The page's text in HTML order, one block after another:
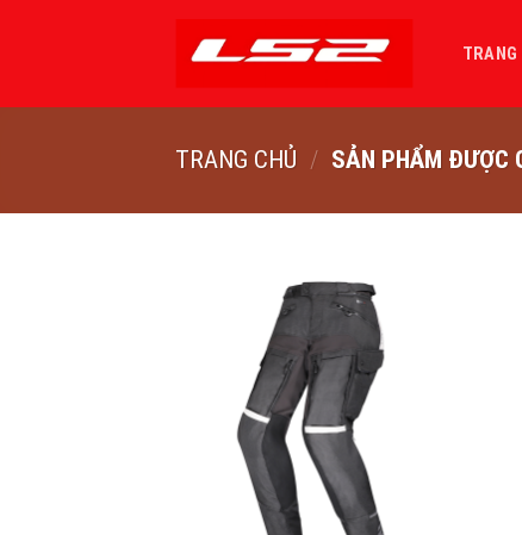
dung
TRANG
TRANG CHỦ / SẢN PHẨM ĐƯỢC